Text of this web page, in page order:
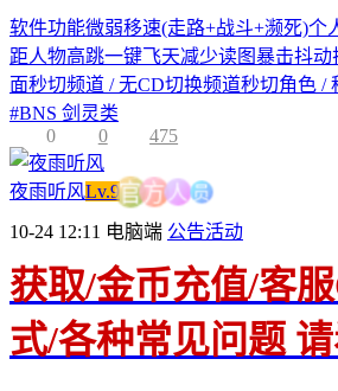
软件功能微弱移速(走路+战斗+濒死)个
距人物高跳一键飞天减少读图暴击抖
面秒切频道 / 无CD切换频道秒切角色 /
#BNS 剑灵类
0
0 475
夜雨听风Lv.9官方人员
10-24 12:11 电脑端 公告活动
获取/金币充值/客
式/各种常见问题